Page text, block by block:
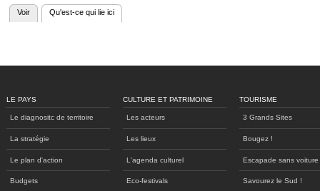
Onglets
Voir Qu'est-ce qui lie ici
LE PAYS
Le diagnositc de territoire
La stratégie
Le plan d'action
Budgets
CULTURE ET PATRIMOINE
Les acteurs
Les lieux
L'agenda culturel
Eco-festivals
TOURISME
3 Grands Sites
Bougez !
Escapade sans voiture
Savourez le Sud !